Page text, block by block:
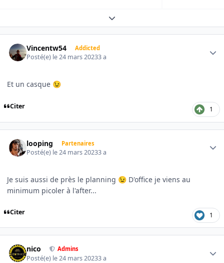
Expand topic overview
Vincentw54 Addicted
Posté(e) le 24 mars 20233 a
Et un casque 😉
Citer 1
looping Partenaires
Posté(e) le 24 mars 20233 a
Je suis aussi de près le planning 😉 D'office je viens au
minimum picoler à l'after...
Citer 1
nico Admins
Posté(e) le 24 mars 20233 a